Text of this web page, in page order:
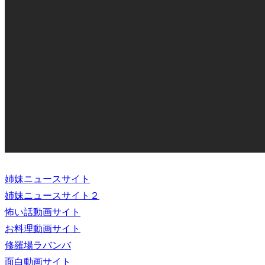
姉妹ニュースサイト
姉妹ニュースサイト２
怖い話動画サイト
お料理動画サイト
修羅場ラバンバ
面白動画サイト